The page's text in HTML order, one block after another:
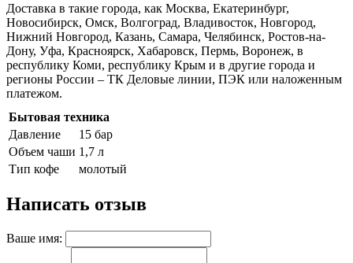
Доставка в такие города, как Москва, Екатеринбург,
Новосибирск, Омск, Волгоград, Владивосток, Новгород,
Нижний Новгород, Казань, Самара, Челябинск, Ростов-на-
Дону, Уфа, Красноярск, Хабаровск, Пермь, Воронеж, в
республику Коми, республику Крым и в другие города и
регионы России – ТК Деловые линии, ПЭК или наложенным
платежом.
Бытовая техника
Давление
15 бар
Объем чаши 1,7 л
Тип кофе
молотый
Написать отзыв
Ваше имя: